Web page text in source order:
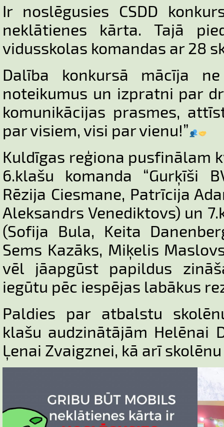
Ir noslēgusies CSDD
neklātienes kārta. Tajā
vidusskolas komandas ar 28
Dalība konkursā mācīja
noteikumus un izpratni par
komunikācijas prasmes,
par visiem, visi par vienu!”
Kuldīgas reģiona pusfinālam
6.klašu komanda “Gurķīši
Rēzija Ciesmane, Patrīcija
Aleksandrs Venediktovs) un
(Sofija Bula, Keita
Sems Kazāks, Miķelis
vēl jāapgūst papildus
iegūtu pēc iespējas labākus
Paldies par atbalstu
klašu audzinātājām Helēnai
Ļenai Zvaigznei, kā arī